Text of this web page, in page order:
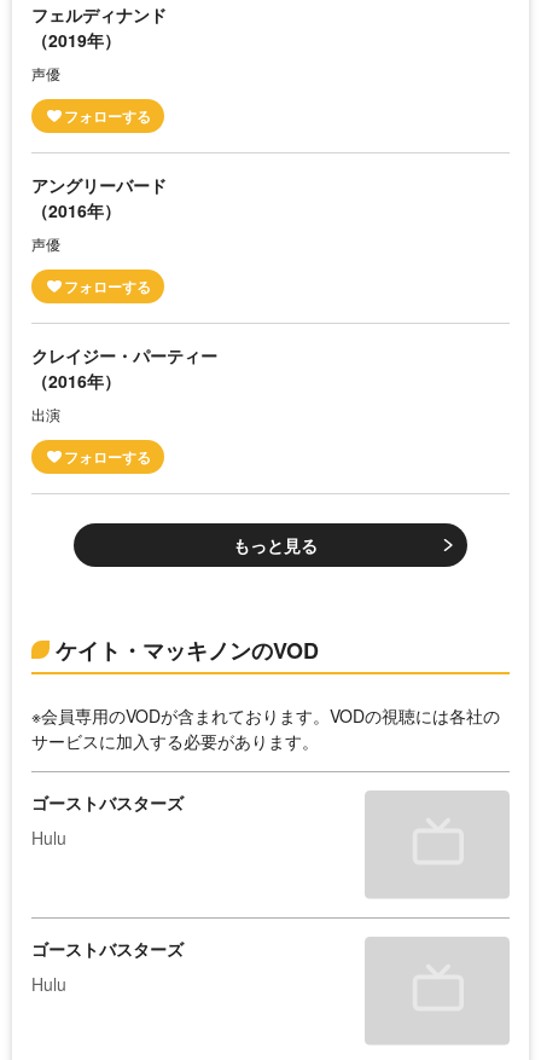
フェルディナンド
（2019年）
声優
アングリーバード
（2016年）
声優
クレイジー・パーティー
（2016年）
出演
もっと見る
ケイト・マッキノンのVOD
※会員専用のVODが含まれております。VODの視聴には各社の
サービスに加入する必要があります。
ゴーストバスターズ
Hulu
ゴーストバスターズ
Hulu